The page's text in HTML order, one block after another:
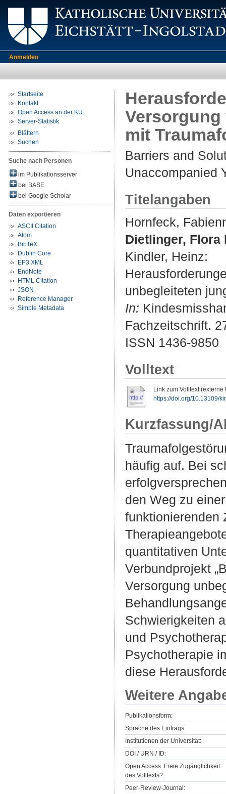
Anmelden
Startseite
Kontakt
Open Access an der KU
Server-Statistik
Blättern
Suchen
Suche nach Personen
im Publikationsserver
bei BASE
bei Google Scholar
Daten exportieren
ASCII Citation
Atom
BibTeX
Dublin Core
EP3 XML
EndNote
HTML Citation
JSON
Reference Manager
Simple Metadata
mit
Barriers and
Unaccompanied
Titelangaben
Hornfeck,
Dietlinger, Flora
Kindler, Heinz:
unbegleiteten
In:
Fachzeitschrift.
ISSN 1436-9850
Volltext
Link zum Volltext (externe
https://doi.org/10.13109/
Kurzfassung/
häufig auf. Bei
den Weg zu
funktionierenden
quantitativen
Verbundprojekt
Versorgung
Schwierigkeiten
und
Psychotherapie
diese
Weitere
Publikationsform:
Sprache des Eintrags:
Institutionen der Universität:
DOI / URN / ID:
Open Access: Freie Zugänglichkeit
des Volltexts?:
Peer-Review-Journal: